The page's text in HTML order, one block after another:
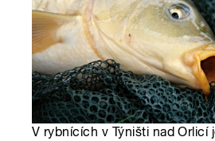
V rybnících v Týništi nad Orlicí